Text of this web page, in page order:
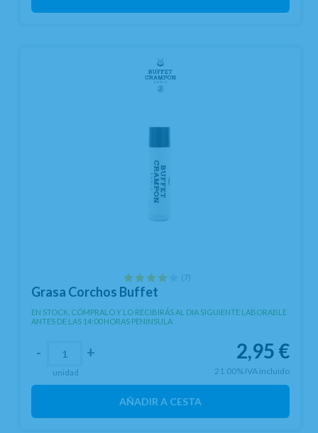
(7)
Grasa Corchos Buffet
EN STOCK. CÓMPRALO Y LO RECIBIRÁS AL DIA SIGUIENTE LABORABLE
ANTES DE LAS 14:00 HORAS PENINSULA
2,95 €
21.00% IVA incluido
- +
unidad
AÑADIR A CESTA